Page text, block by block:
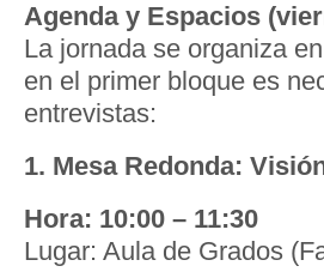
Agenda y Espacios
La jornada se organiza
en el primer bloque es
entrevistas:
1. Mesa Redonda:
Hora: 10:00 – 11:30
Lugar: Aula de Grados